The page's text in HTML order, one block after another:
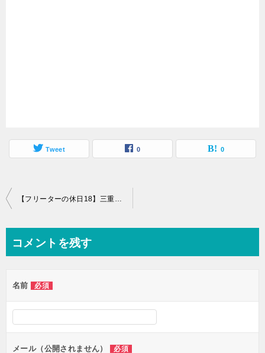
Tweet 0 0
投
ビ
ー
シ
ン
【フリーターの休日18】三重県桑名市を街ブラしてきた【川沿いの景色がエモい】
コメントを残す
名前 必須
メール（公開されません） 必須